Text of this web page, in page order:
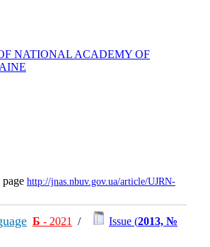
NATIONAL ACADEMY OF
http://jnas.nbuv.gov.ua/article/UJRN-
Б - 2021 / Issue (2013, №